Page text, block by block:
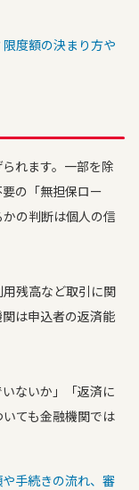
度額の決まり方や
れます。一部を除
の「無担保ロー
の判断は個人の信
残高など取引に関
は申込者の返済能
ないか」「返済に
ても金融機関では
手続きの流れ、審